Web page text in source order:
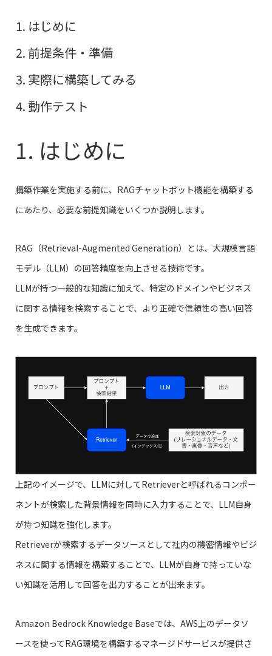
はじめに
前提条件・準備
実際に構築してみる
動作テスト
1. はじめに
構築作業を実施する前に、RAGチャットボット機能を構築する
にあたり、必要な前提知識をいくつか説明します。
RAG（Retrieval-Augmented Generation）とは、大規模言語
モデル（LLM）の回答精度を向上させる技術です。
LLMが持つ一般的な知識に加えて、特定のドメインやビジネス
に関する情報を検索することで、より正確で信頼性の高い回答
を生成できます。
上記のイメージで、LLMに対してRetrieverと呼ばれるコンポー
ネントが検索した背景情報を同時に入力することで、LLM自身
が持つ知識を強化します。
Retrieverが検索するデータソースとして社内の機密情報やビジ
ネスに関する情報を構築することで、LLMが自身で持っていな
い知識を活用して回答を出力することが出来ます。
Amazon Bedrock Knowledge Baseでは、AWS上のデータソ
ースを使ってRAG環境を構築するマネージドサービスが提供さ